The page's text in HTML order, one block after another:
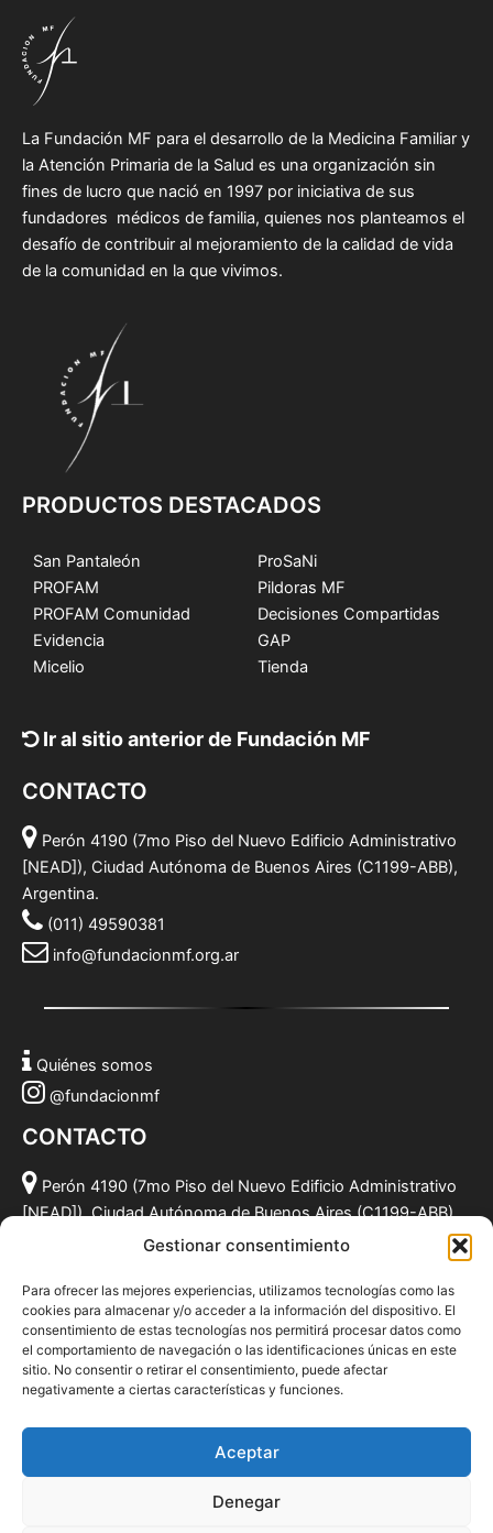
Gestionar consentimiento
Para ofrecer las mejores experiencias, utilizamos tecnologías como las
cookies para almacenar y/o acceder a la información del dispositivo. El
consentimiento de estas tecnologías nos permitirá procesar datos como
el comportamiento de navegación o las identificaciones únicas en este
sitio. No consentir o retirar el consentimiento, puede afectar
negativamente a ciertas características y funciones.
Aceptar
Denegar
La Fundación MF para el desarrollo de la Medicina Familiar y
la Atención Primaria de la Salud es una organización sin
fines de lucro que nació en 1997 por iniciativa de sus
fundadores médicos de familia, quienes nos planteamos el
desafío de contribuir al mejoramiento de la calidad de vida
de la comunidad en la que vivimos.
PRODUCTOS DESTACADOS
San Pantaleón
PROFAM
PROFAM Comunidad
Evidencia
Micelio
ProSaNi
Pildoras MF
Decisiones Compartidas
GAP
Tienda
Ir al sitio anterior de Fundación MF
CONTACTO
Perón 4190 (7mo Piso del Nuevo Edificio Administrativo
[NEAD]), Ciudad Autónoma de Buenos Aires (C1199-ABB),
Argentina.
(011) 49590381
info@fundacionmf.org.ar
Quiénes somos
@fundacionmf
CONTACTO
Perón 4190 (7mo Piso del Nuevo Edificio Administrativo
[NEAD]), Ciudad Autónoma de Buenos Aires (C1199-ABB),
info@fundacionmf.org.ar
Politica de privacidad